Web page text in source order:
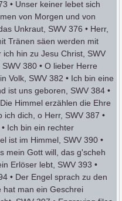
• Unser keiner lebet sich
von Morgen und von
Unkraut, SWV 376 • Herr,
Tränen säen werden mit
hin zu Jesu Christ, SWV
380 • O lieber Herre
Volk, SWV 382 • Ich bin eine
ist uns geboren, SWV 384 •
Himmel erzählen die Ehre
ich dich, o Herr, SWV 387 •
Ich bin ein rechter
ist im Himmel, SWV 390 •
mein Gott will, das g'scheh
Erlöser lebt, SWV 393 •
• Der Engel sprach zu den
hat man ein Geschrei